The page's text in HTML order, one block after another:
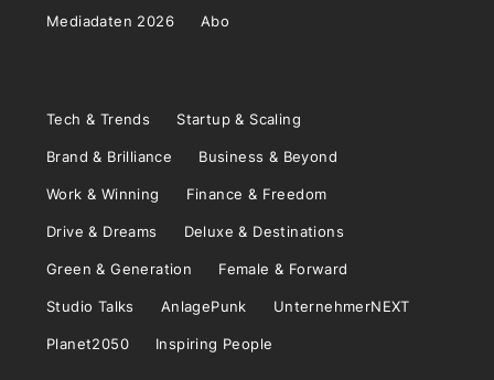
Mediadaten 2026 Abo
Tech & Trends Startup & Scaling
Brand & Brilliance Business & Beyond
Work & Winning Finance & Freedom
Drive & Dreams Deluxe & Destinations
Green & Generation Female & Forward
Studio Talks AnlagePunk UnternehmerNEXT
Planet2050 Inspiring People